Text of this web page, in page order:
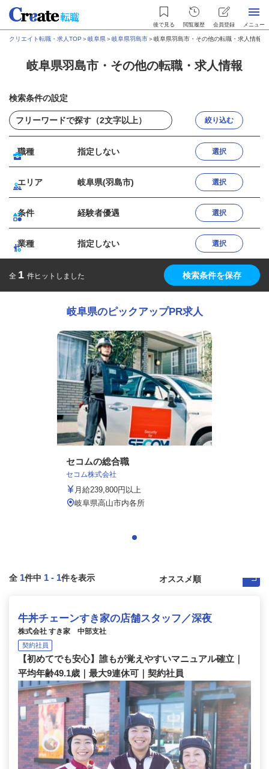
後で見る 閲覧履歴 会員登録 メニュー
クリエイト転職・求人TOP ＞岐阜県＞岐阜県羽島市＞岐阜県羽島市・その他の転職・求人情報
岐阜県羽島市・その他の転職・求人情報
検索条件の設定
絞り込む
職種 指定しない 選択
エリア 岐阜県(羽島市) 選択
条件 経験者優遇 選択
業種 指定しない 選択
全 1 件ヒットしました 検索条件を保存
岐阜県のピックアップPR求人
セコムの総合職
セコム株式会社
月給239,800円以上
岐阜県高山市内各所
全 1件中 1 - 1件を表示
牛丼チェーンすき家の店舗スタッフ／深夜
株式会社 すき家 中部支社
契約社員
【初めてでも安心】誰もが覚えやすいマニュアル確立｜
平均年齢49.1歳｜最大9連休可｜契約社員